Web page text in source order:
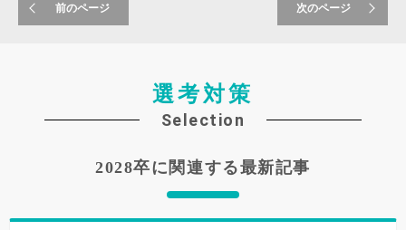
インターン選考や本選考では、
この思いを伝えられないと選考を通過することは難しいで
業界の解説から業界での立ち位置、企業紹介をしていただ
前のページ 次のページ
選考対策
Selection
2028卒に関連する最新記事